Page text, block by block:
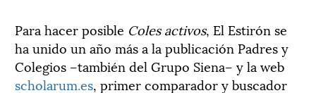
Para hacer posible Coles activos, El Estirón se
ha unido un año más a la publicación Padres y
Colegios –también del Grupo Siena– y la web
scholarum.es, primer comparador y buscador